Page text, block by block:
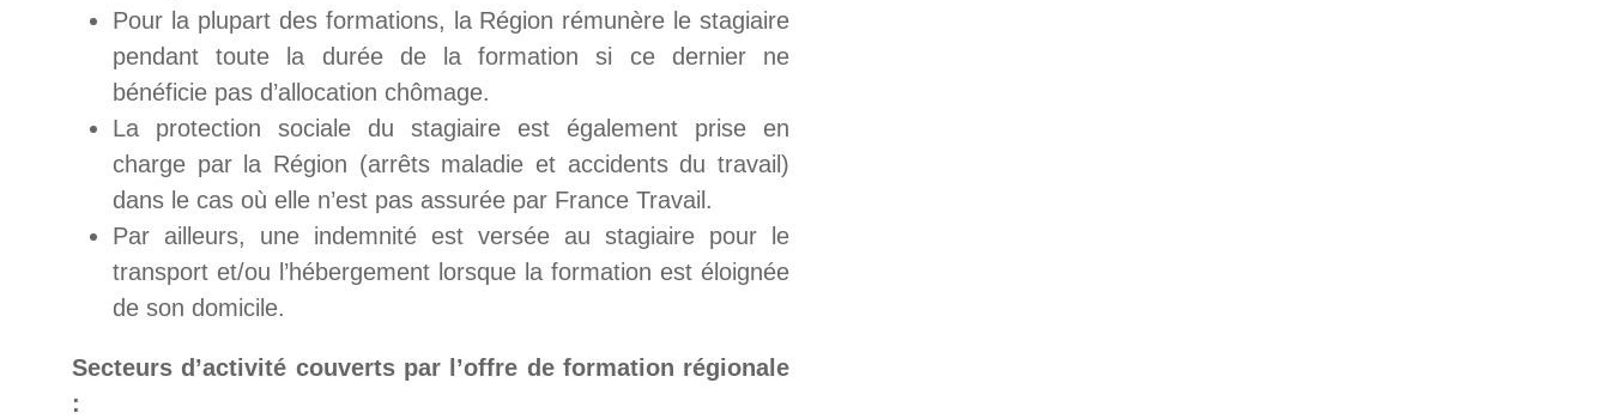
Pour la plupart des formations, la Région rémunère le stagiaire
pendant toute la durée de la formation si ce dernier ne
bénéficie pas d’allocation chômage.
La protection sociale du stagiaire est également prise en
charge par la Région (arrêts maladie et accidents du travail)
dans le cas où elle n’est pas assurée par France Travail.
Par ailleurs, une indemnité est versée au stagiaire pour le
transport et/ou l’hébergement lorsque la formation est éloignée
de son domicile.
Secteurs d’activité couverts par l’offre de formation régionale
: